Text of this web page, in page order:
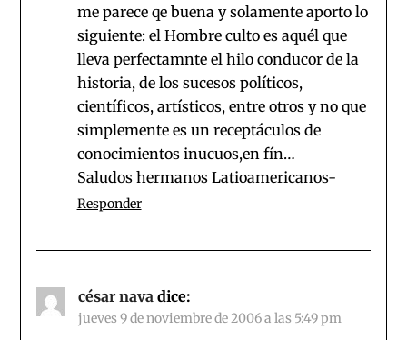
me parece qe buena y solamente aporto lo
siguiente: el Hombre culto es aquél que
lleva perfectamnte el hilo conducor de la
historia, de los sucesos políticos,
científicos, artísticos, entre otros y no que
simplemente es un receptáculos de
conocimientos inucuos,en fín…
Saludos hermanos Latioamericanos-
Responder
césar nava dice:
jueves 9 de noviembre de 2006 a las 5:49 pm